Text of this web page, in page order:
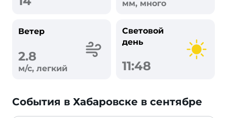
мм, много
Ветер
2.8
м/с, легкий
Световой
день
11:48
События в Хабаровске в сентябре